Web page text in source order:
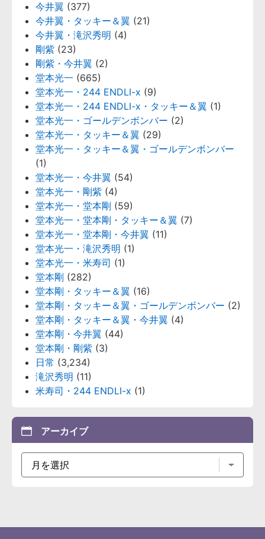
今井翼 (377)
今井翼・タッキー＆翼 (21)
今井翼・滝沢秀明 (4)
剛紫 (23)
剛紫・今井翼 (2)
堂本光一 (665)
堂本光一・244 ENDLI-x (9)
堂本光一・244 ENDLI-x・タッキー＆翼 (1)
堂本光一・ゴールデンボンバー (2)
堂本光一・タッキー＆翼 (29)
堂本光一・タッキー＆翼・ゴールデンボンバー
(1)
堂本光一・今井翼 (54)
堂本光一・剛紫 (4)
堂本光一・堂本剛 (59)
堂本光一・堂本剛・タッキー＆翼 (7)
堂本光一・堂本剛・今井翼 (11)
堂本光一・滝沢秀明 (1)
堂本光一・米寿司 (1)
堂本剛 (282)
堂本剛・タッキー＆翼 (16)
堂本剛・タッキー＆翼・ゴールデンボンバー (2)
堂本剛・タッキー＆翼・今井翼 (4)
堂本剛・今井翼 (44)
堂本剛・剛紫 (3)
日常 (3,234)
滝沢秀明 (11)
米寿司・244 ENDLI-x (1)
アーカイブ